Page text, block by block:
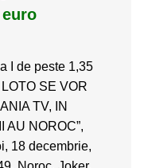
I de peste 1,35
SE VOR
TV, IN
AU NOROC”,
18 decembrie,